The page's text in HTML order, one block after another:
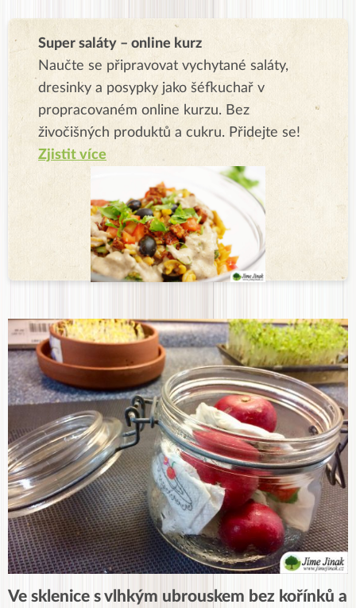
Super saláty – online kurz
Naučte se připravovat vychytané saláty,
dresinky a posypky jako šéfkuchař v
propracovaném online kurzu. Bez
živočišných produktů a cukru. Přidejte se!
Zjistit více
Ve sklenice s vlhkým ubrouskem bez kořínků a